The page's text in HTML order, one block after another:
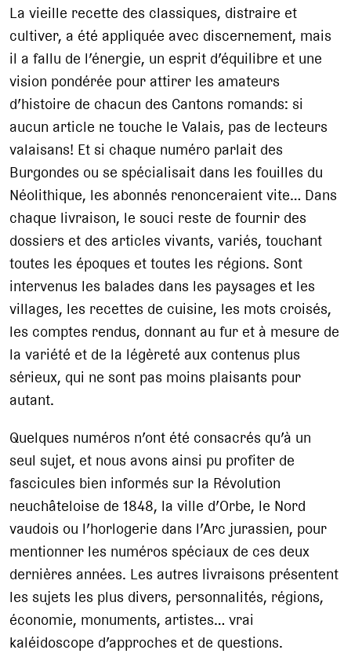
La vieille recette des classiques, distraire et
cultiver, a été appliquée avec discernement, mais
il a fallu de l’énergie, un esprit d’équilibre et une
vision pondérée pour attirer les amateurs
d’histoire de chacun des Cantons romands: si
aucun article ne touche le Valais, pas de lecteurs
valaisans! Et si chaque numéro parlait des
Burgondes ou se spécialisait dans les fouilles du
Néolithique, les abonnés renonceraient vite… Dans
chaque livraison, le souci reste de fournir des
dossiers et des articles vivants, variés, touchant
toutes les époques et toutes les régions. Sont
intervenus les balades dans les paysages et les
villages, les recettes de cuisine, les mots croisés,
les comptes rendus, donnant au fur et à mesure de
la variété et de la légèreté aux contenus plus
sérieux, qui ne sont pas moins plaisants pour
autant.
Quelques numéros n’ont été consacrés qu’à un
seul sujet, et nous avons ainsi pu profiter de
fascicules bien informés sur la Révolution
neuchâteloise de 1848, la ville d’Orbe, le Nord
vaudois ou l’horlogerie dans l’Arc jurassien, pour
mentionner les numéros spéciaux de ces deux
dernières années. Les autres livraisons présentent
les sujets les plus divers, personnalités, régions,
économie, monuments, artistes… vrai
kaléidoscope d’approches et de questions.